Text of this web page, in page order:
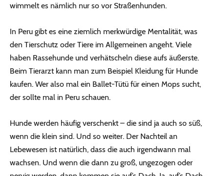
wimmelt es nämlich nur so vor Straßenhunden.
In Peru gibt es eine ziemlich merkwürdige Mentalität, was
den Tierschutz oder Tiere im Allgemeinen angeht. Viele
haben Rassehunde und verhätscheln diese aufs äußerste.
Beim Tierarzt kann man zum Beispiel Kleidung für Hunde
kaufen. Wer also mal ein Ballet-Tütü für einen Mops sucht,
der sollte mal in Peru schauen.
Hunde werden häufig verschenkt – die sind ja auch so süß,
wenn die klein sind. Und so weiter. Der Nachteil an
Lebewesen ist natürlich, dass die auch irgendwann mal
wachsen. Und wenn die dann zu groß, ungezogen oder